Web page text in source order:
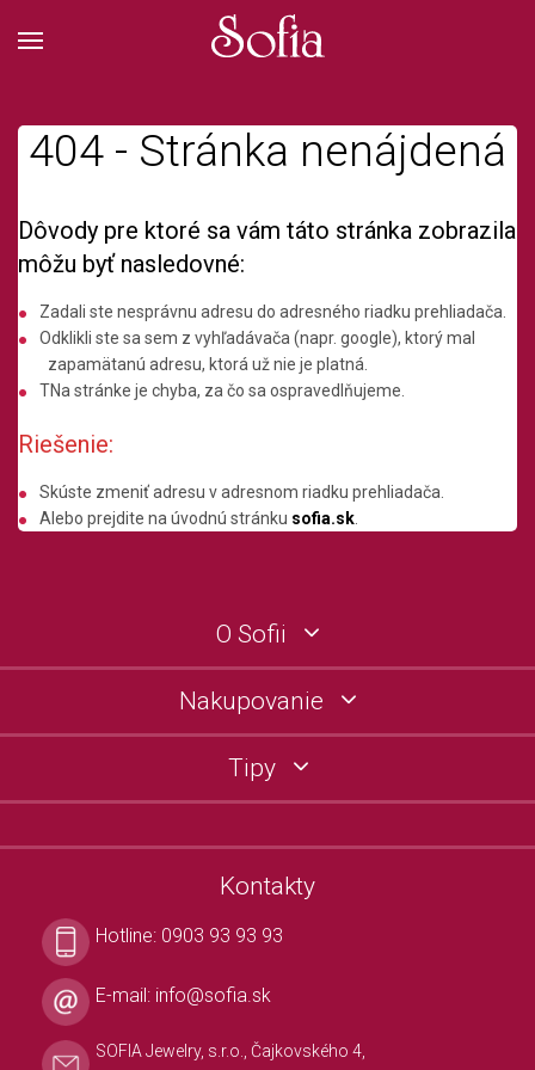
404 - Stránka nenájdená
Dôvody pre ktoré sa vám táto stránka zobrazila
môžu byť nasledovné:
Zadali ste nesprávnu adresu do adresného riadku prehliadača.
Odklikli ste sa sem z vyhľadávača (napr. google), ktorý mal
zapamätanú adresu, ktorá už nie je platná.
TNa stránke je chyba, za čo sa ospravedlňujeme.
Riešenie:
Skúste zmeniť adresu v adresnom riadku prehliadača.
Alebo prejdite na úvodnú stránku sofia.sk
O Sofii
Nakupovanie
Tipy
Kontakty
Hotline: 0903 93 93 93
E-mail: info@sofia.sk
SOFIA Jewelry, s.r.o., Čajkovského 4,